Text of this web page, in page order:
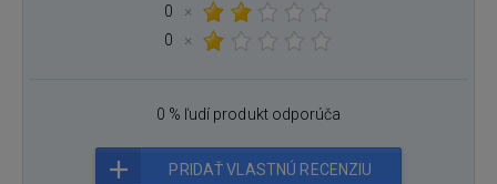
0
×
0
×
0 % ľudí produkt odporúča
PRIDAŤ VLASTNÚ RECENZIU